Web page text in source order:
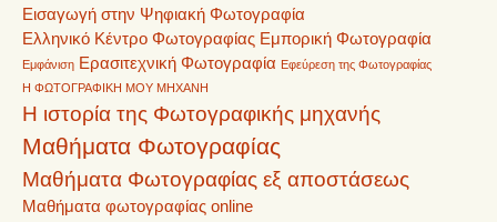
Εισαγωγή στην Ψηφιακή Φωτογραφία
Ελληνικό Κέντρο Φωτογραφίας Εμπορική Φωτογραφία
Εμφάνιση Ερασιτεχνική Φωτογραφία Εφεύρεση της Φωτογραφίας
Η ΦΩΤΟΓΡΑΦΙΚΗ ΜΟΥ ΜΗΧΑΝΗ
Η ιστορία της Φωτογραφικής μηχανής
Μαθήματα Φωτογραφίας
Μαθήματα Φωτογραφίας εξ αποστάσεως
Μαθήματα φωτογραφίας online